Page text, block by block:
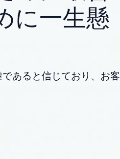
に一生懸
あると信じており、お客